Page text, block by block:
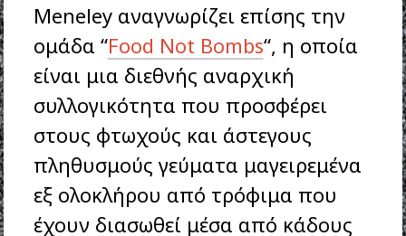
Meneley αναγνωρίζει επίσης την
ομάδα “Food Not Bombs“, η οποία
είναι μια διεθνής αναρχική
συλλογικότητα που προσφέρει
στους φτωχούς και άστεγους
πληθυσμούς γεύματα μαγειρεμένα
εξ ολοκλήρου από τρόφιμα που
έχουν διασωθεί μέσα από κάδους